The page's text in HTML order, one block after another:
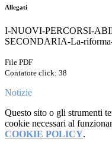
Allegati
I-NUOVI-PERCORSI-
SECONDARIA-La-
File PDF
Contatore click: 38
Notizie
Questo sito o gli strumenti
cookie necessari al
COOKIE POLICY.